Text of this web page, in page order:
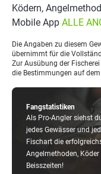
Fangstatistiken
Als Pro-Angler siehst
jedes Gewässer und
Fischart die
Angelmethoden, Köder
Beisszeiten!
Ködern,
Mobile App ALLE
Die Angaben zu diesem
übernimmt für die
Zur Ausübung der
die Bestimmungen auf